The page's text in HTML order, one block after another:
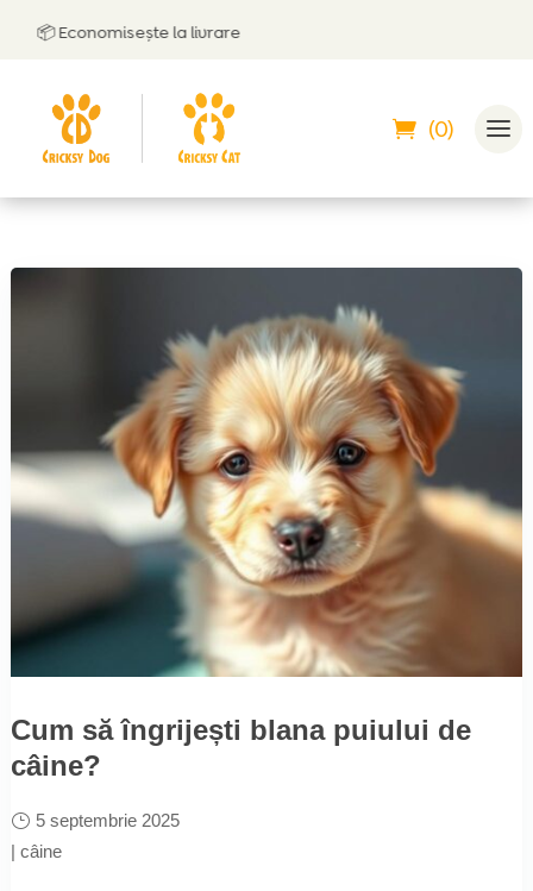
📦 Economisește la livrare
(0)
Cum să îngrijești blana puiului de
câine?
5 septembrie 2025
| câine